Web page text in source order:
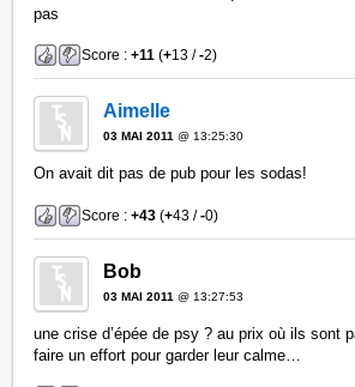
pas
Score :+11 (+13 /-2)
Aimelle
03 MAI 2011 @ 13:25:30
On avait dit pas de pub pour les sodas!
Score :+43 (+43 /-0)
Bob
03 MAI 2011 @ 13:27:53
une crise d’épée de psy ? au prix où ils sont
faire un effort pour garder leur calme…